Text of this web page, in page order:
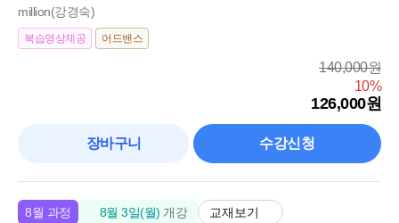
million(강경숙)
복습영상제공 어드밴스
140,000원
10%
126,000원
장바구니 수강신청
8월 과정 8월 3일(월) 개강 교재보기